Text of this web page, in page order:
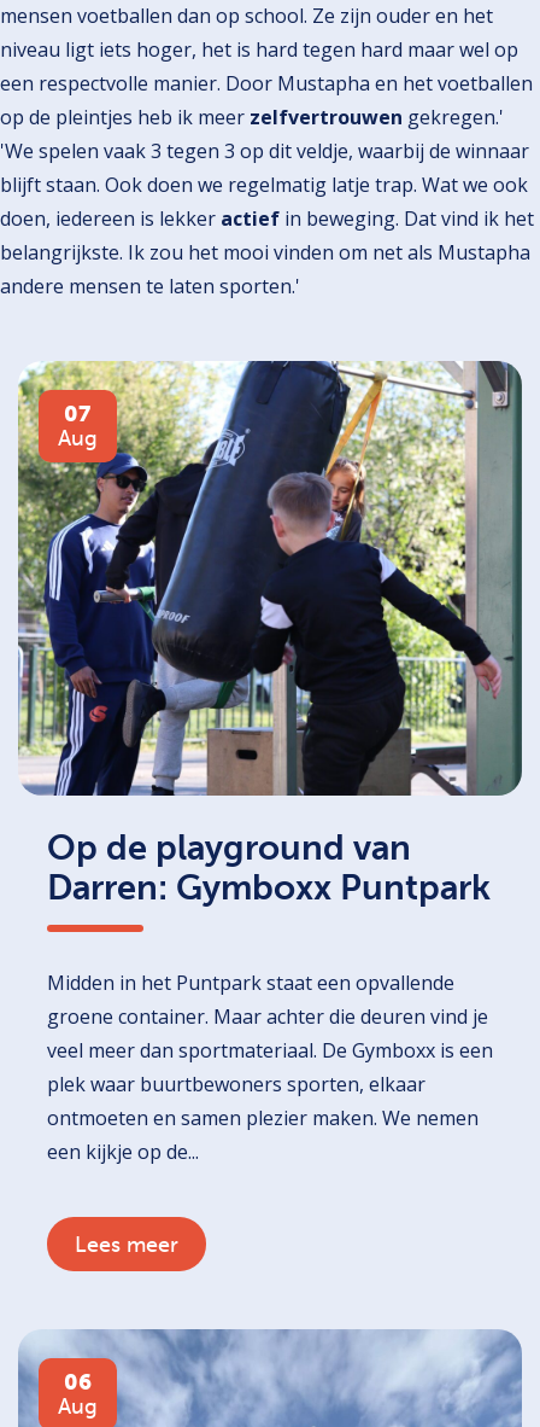
mensen voetballen dan op school. Ze zijn ouder en het
niveau ligt iets hoger, het is hard tegen hard maar wel op
een respectvolle manier. Door Mustapha en het voetballen
op de pleintjes heb ik meer zelfvertrouwen gekregen.'
'We spelen vaak 3 tegen 3 op dit veldje, waarbij de winnaar
blijft staan. Ook doen we regelmatig latje trap. Wat we ook
doen, iedereen is lekker actief in beweging. Dat vind ik het
belangrijkste. Ik zou het mooi vinden om net als Mustapha
andere mensen te laten sporten.'
07
Aug
Op de playground van
Darren: Gymboxx Puntpark
Midden in het Puntpark staat een opvallende
groene container. Maar achter die deuren vind je
veel meer dan sportmateriaal. De Gymboxx is een
plek waar buurtbewoners sporten, elkaar
ontmoeten en samen plezier maken. We nemen
een kijkje op de...
Lees meer
06
Aug